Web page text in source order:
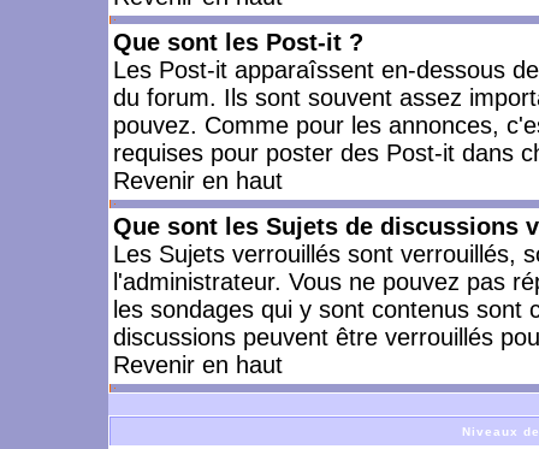
Que sont les Post-it ?
Les Post-it apparaîssent en-dessous
du forum. Ils sont souvent assez
pouvez. Comme pour les annonces,
requises pour poster des Post-it dans
Revenir en haut
Que sont les Sujets de discussions
Les Sujets verrouillés sont verrouillés,
l'administrateur. Vous ne pouvez pas
les sondages qui y sont contenus
discussions peuvent être verrouillés
Revenir en haut
Niveaux